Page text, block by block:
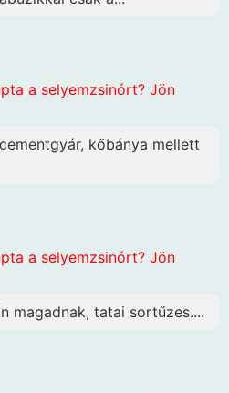
a selyemzsinórt? Jön
kőbánya mellett
a selyemzsinórt? Jön
magadnak, tatai sortűzes....